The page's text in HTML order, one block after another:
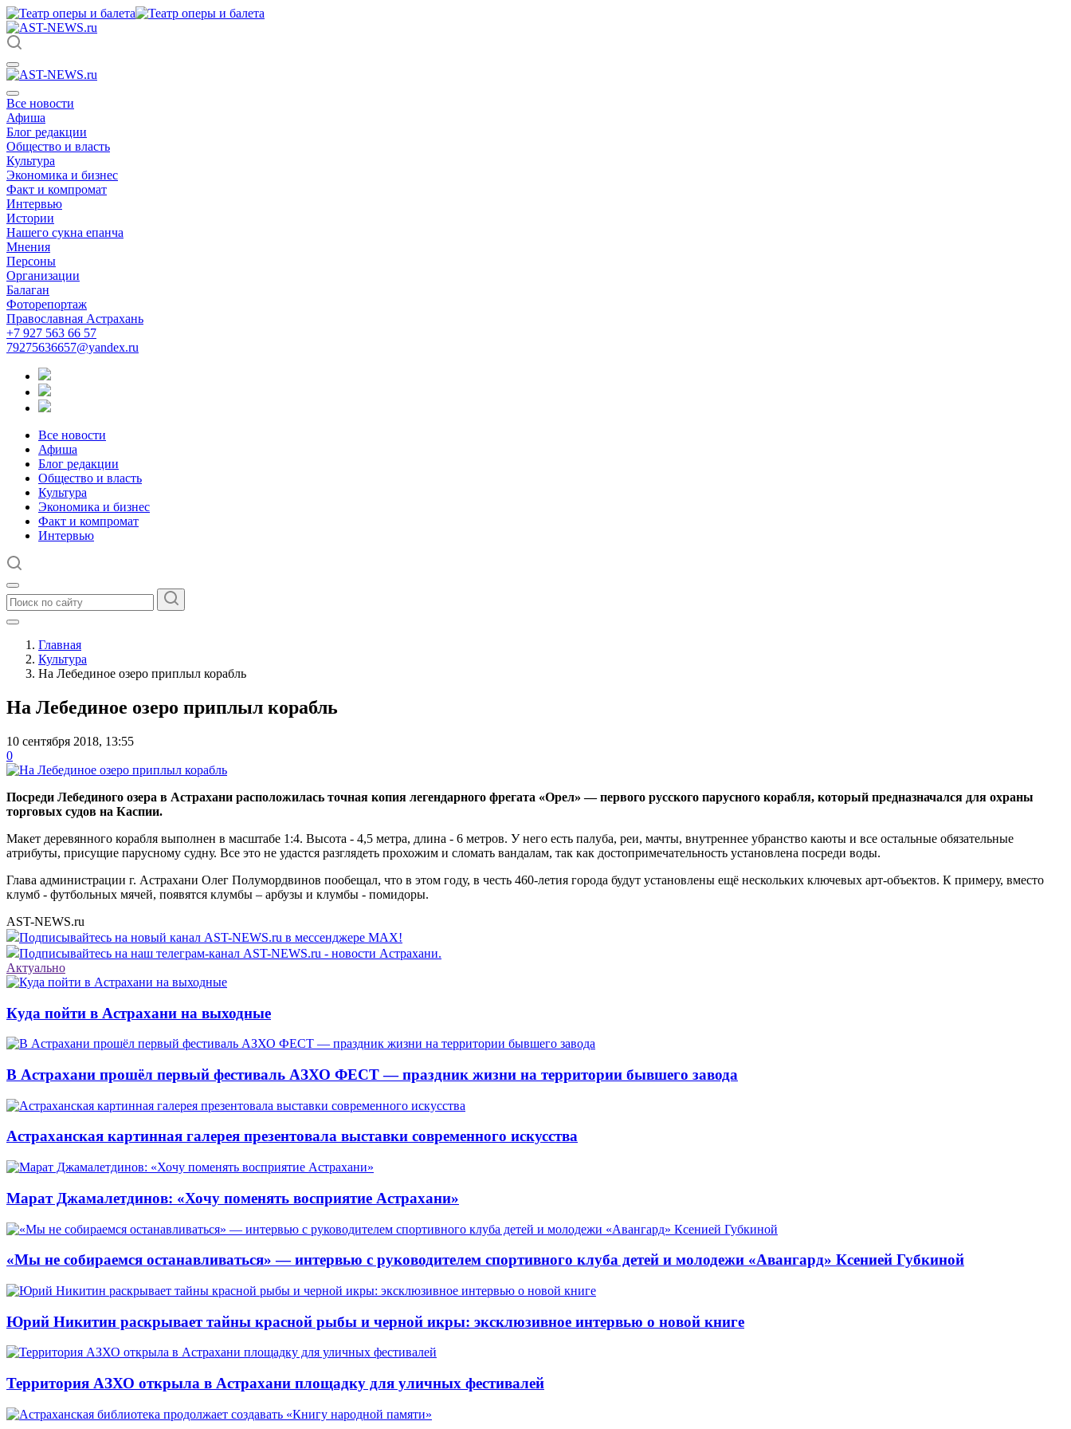
Все новости
Афиша
Блог редакции
Общество и власть
Культура
Экономика и бизнес
Факт и компромат
Интервью
Истории
Нашего сукна епанча
Мнения
Персоны
Организации
Балаган
Фоторепортаж
Православная Астрахань
+7 927 563 66 57
79275636657@yandex.ru
Все новости
Афиша
Блог редакции
Общество и власть
Культура
Экономика и бизнес
Факт и компромат
Интервью
Главная
Культура
На Лебединое озеро приплыл корабль
На Лебединое озеро приплыл корабль
10 сентября 2018, 13:55
0
Посреди Лебединого озера в Астрахани расположилась точная копия легендарного фрегата «Орел» — первого русского парусного корабля, который предназначался для охраны
торговых судов на Каспии.
Макет деревянного корабля выполнен в масштабе 1:4. Высота - 4,5 метра, длина - 6 метров. У него есть палуба, реи, мачты, внутреннее убранство каюты и все остальные обязательные
атрибуты, присущие парусному судну. Все это не удастся разглядеть прохожим и сломать вандалам, так как достопримечательность установлена посреди воды.
Глава администрации г. Астрахани Олег Полумордвинов пообещал, что в этом году, в честь 460-летия города будут установлены ещё нескольких ключевых арт-объектов. К примеру, вместо
клумб - футбольных мячей, появятся клумбы – арбузы и клумбы - помидоры.
AST-NEWS.ru
Подписывайтесь на новый канал AST-NEWS.ru в мессенджере MAX!
Подписывайтесь на наш телеграм-канал AST-NEWS.ru - новости Астрахани.
Актуально
Куда пойти в Астрахани на выходные
В Астрахани прошёл первый фестиваль АЗХО ФЕСТ — праздник жизни на территории бывшего завода
Астраханская картинная галерея презентовала выставки современного искусства
Марат Джамалетдинов: «Хочу поменять восприятие Астрахани»
«Мы не собираемся останавливаться» — интервью с руководителем спортивного клуба детей и молодежи «Авангард» Ксенией Губкиной
Юрий Никитин раскрывает тайны красной рыбы и черной икры: эксклюзивное интервью о новой книге
Территория АЗХО открыла в Астрахани площадку для уличных фестивалей